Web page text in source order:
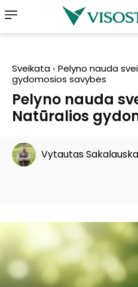
Sveikata
Pelyno nauda
gydomosios savybės
Pelyno nauda
Natūralios
Vytautas